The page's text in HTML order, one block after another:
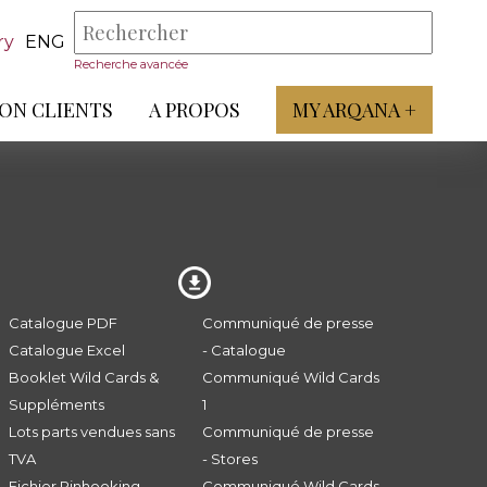
ENG
Recherche avancée
CLIENTS A PROPOS MY ARQANA +
Catalogue PDF
Catalogue Excel
Booklet Wild Cards &
Suppléments
Lots parts vendues sans
TVA
Communiqué de presse
- Catalogue
Communiqué Wild Cards
1
Communiqué de presse
- Stores